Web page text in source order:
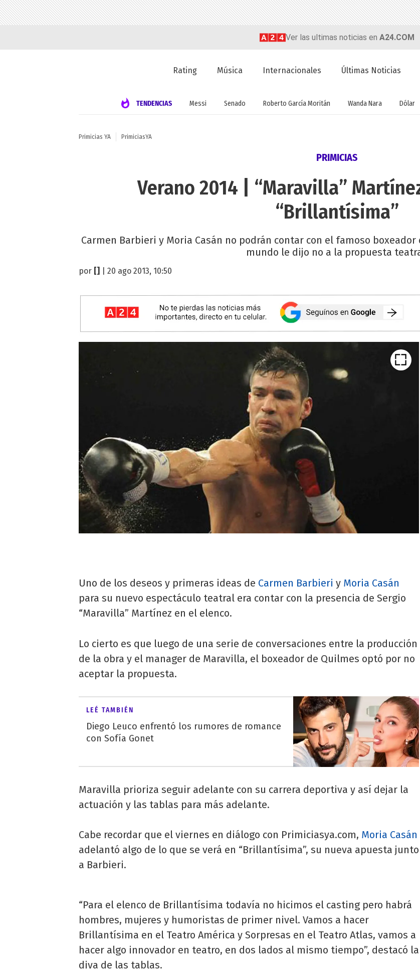
Ver las ultimas noticias en A24.COM
Rating Música Internacionales Últimas Noticias
TENDENCIAS Messi Senado Roberto García Moritán Wanda Nara Dólar
Primicias YA PrimiciasYA
PRIMICIAS
Verano 2014 | “Maravilla”
“Brillantísima”
Carmen Barbieri y Moria Casán no podrán contar con el famoso
mundo le dijo no a la propuesta
por | 20 ago 2013, 10:50
Uno de los deseos y primeras ideas de Carmen Barbieri y Moria Casán
para su nuevo espectáculo teatral era contar con la presencia de Sergio
“Maravilla” Martínez en el elenco.
Lo cierto es que luego de una serie de conversaciones entre la producción
de la obra y el manager de Maravilla, el boxeador de Quilmes optó por no
aceptar la propuesta.
LEÉ TAMBIÉN
Diego Leuco enfrentó los rumores de romance
con Sofía Gonet
Maravilla prioriza seguir adelante con su carrera deportiva y así dejar la
actuación y las tablas para más adelante.
Cabe recordar que el viernes en diálogo con Primiciasya.com, Moria Casán
adelantó algo de lo que se verá en “Brillantísima”, su nueva apuesta junto
a Barbieri.
“Para el elenco de Brillantísima todavía no hicimos el casting pero habrá
hombres, mujeres y humoristas de primer nivel. Vamos a hacer
Brillantísima en el Teatro América y Sorpresas en el Teatro Atlas, vamos a
hacer algo innovador en teatro, en dos lados al mismo tiempo”, destacó la
diva de las tablas.